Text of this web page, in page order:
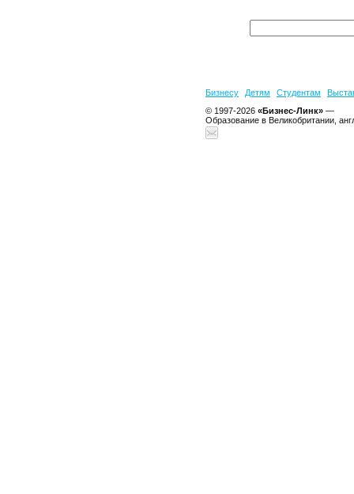
Бизнесу Детям Студентам
© 1997-2026 «Бизнес-Линк» —
Образование в Великобритании,